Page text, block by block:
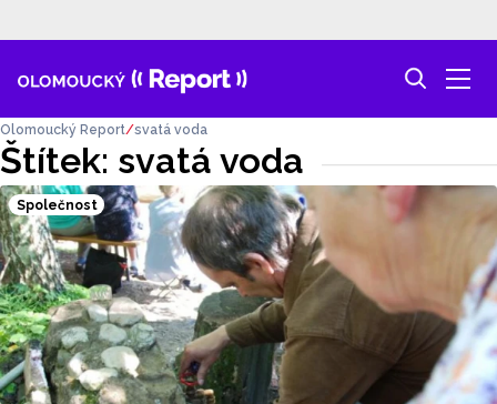
Štítek: svatá voda
Olomoucký Report svatá voda
Společnost